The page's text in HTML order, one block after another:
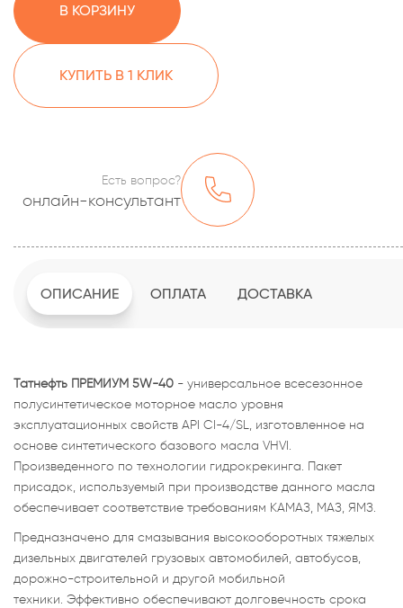
В КОРЗИНУ
КУПИТЬ В 1 КЛИК
Есть вопрос?
онлайн-консультант
ОПИСАНИЕ ОПЛАТА ДОСТАВКА
Татнефть ПРЕМИУМ 5W-40 - универсальное всесезонное
полусинтетическое моторное масло уровня
эксплуатационных свойств API СI-4/SL, изготовленное на
основе синтетического базового масла VHVI.
Произведенного по технологии гидрокрекинга. Пакет
присадок, используемый при производстве данного масла
обеспечивает соответствие требованиям КАМАЗ, МАЗ, ЯМЗ.
Предназначено для смазывания высокооборотных тяжелых
дизельных двигателей грузовых автомобилей, автобусов,
дорожно-строительной и другой мобильной
техники. Эффективно обеспечивают долговечность срока